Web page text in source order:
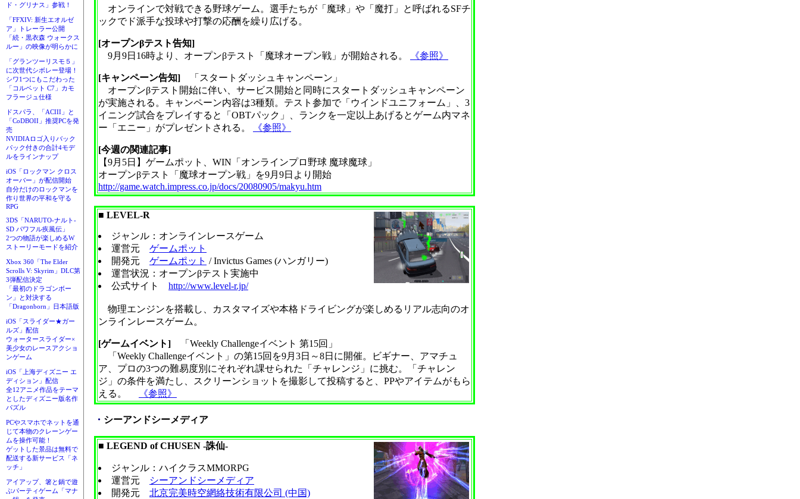
ド・グリナス」参戦！
「FFXIV: 新生エオルゼ
ア」トレーラー公開
「続・黒衣森 ウォークス
ルー」の映像が明らかに
「グランツーリスモ５」
に次世代シボレー登場！
シワ1つにもこだわった
「コルベット C7」カモ
フラージュ仕様
ドスパラ、「ACIII」と
「CoDBOII」推奨PCを発
売
NVIDIAロゴ入りバック
パック付きの合計4モデ
ルをラインナップ
iOS「ロックマン クロス
オーバー」が配信開始
自分だけのロックマンを
作り世界の平和を守る
RPG
3DS「NARUTO-ナルト-
SD パワフル疾風伝」
2つの物語が楽しめるW
ストーリーモードを紹介
Xbox 360「The Elder
Scrolls V: Skyrim」DLC第
3弾配信決定
「最初のドラゴンボー
ン」と対決する
「Dragonborn」日本語版
iOS「スライダー★ガー
ルズ」配信
ウォータースライダー×
美少女のレースアクショ
ンゲーム
iOS「上海ディズニー エ
ディション」配信
全12アニメ作品をテーマ
としたディズニー版名作
パズル
PCやスマホでネットを通
じて本物のクレーンゲー
ムを操作可能！
ゲットした景品は無料で
配送する新サービス「ネ
ッチ」
アイアップ、箸と鍋で遊
ぶパーティゲーム「マナ
オンラインで対戦できる野球ゲーム。選手たちが「魔球」や「魔打」と呼ばれるSFチ
ックでド派手な投球や打撃の応酬を繰り広げる。
[オープンβテスト告知]
9月9日16時より、オープンβテスト「魔球オープン戦」が開始される。
《参照》
[キャンペーン告知] 「スタートダッシュキャンペーン」
オープンβテスト開始に伴い、サービス開始と同時にスタートダッシュキャンペーン
が実施される。キャンペーン内容は3種類。テスト参加で「ウインドユニフォーム」、3
イニング試合をプレイすると「OBTパック」、ランクを一定以上あげるとゲーム内マネ
ー「エニー」がプレゼントされる。
《参照》
[今週の関連記事]
【9月5日】ゲームポット、WIN「オンラインプロ野球 魔球魔球」
オープンβテスト「魔球オープン戦」を9月9日より開始
http://game.watch.impress.co.jp/docs/20080905/makyu.htm
■ LEVEL-R
ジャンル：オンラインレースゲーム
運営元 ゲームポット
開発元 ゲームポット / Invictus Games (ハンガリー)
運営状況：オープンβテスト実施中
公式サイト http://www.level-r.jp/
物理エンジンを搭載し、カスタマイズや本格ドライビングが楽しめるリアル志向のオ
ンラインレースゲーム。
[ゲームイベント] 「Weekly Challengeイベント 第15回」
「Weekly Challengeイベント」の第15回を9月3日～8日に開催。ビギナー、アマチュ
ア、プロの3つの難易度別にそれぞれ課せられた「チャレンジ」に挑む。「チャレン
ジ」の条件を満たし、スクリーンショットを撮影して投稿すると、PPやアイテムがもら
える。
《参照》
・ シーアンドシーメディア
■ LEGEND of CHUSEN -誅仙-
ジャンル：ハイクラスMMORPG
運営元
シーアンドシーメディア
開発元 北京完美時空網絡技術有限公司 (中国)